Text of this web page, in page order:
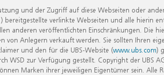
und der Zugriff auf diese Webseiten oder
verlinkte Webseiten und alle hierin
anderen veröffentlichten Einschränkungen. Die
Anlegern verkauft werden. Sie sollten Ihren
und den für die UBS-Website (www.ubs.com)
zur Verfügung gestellt. Copyright der UBS
Marken ihrer jeweiligen Eigentümer sein. Alle